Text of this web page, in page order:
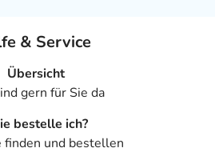
& Service
Übersicht
gern für Sie da
bestelle ich?
finden und bestellen